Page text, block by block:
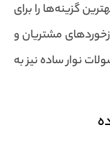
گزینه‌ها را برای
مشتریان و
نوار ساده نیز به